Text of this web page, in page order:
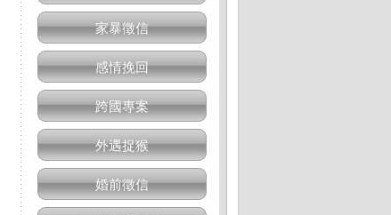
家暴徵信
感情挽回
跨國專案
外遇捉猴
婚前徵信